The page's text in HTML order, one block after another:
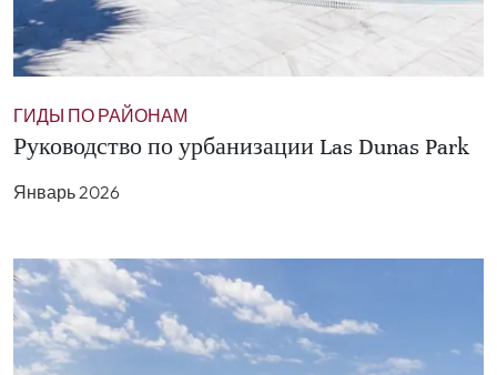
ГИДЫ ПО РАЙОНАМ
Руководство по урбанизации Las Dunas Park
Январь 2026